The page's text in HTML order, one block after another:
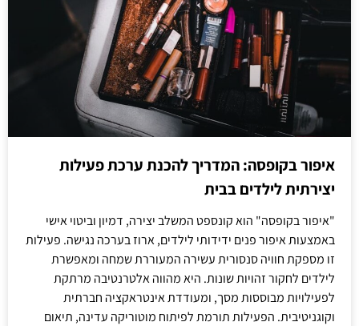
איפור בקופסה: המדריך להכנת ערכת פעילות
יצירתית לילדים בבית
"איפור בקופסה" הוא קונספט המשלב יצירה, דמיון וביטוי אישי
באמצעות איפור פנים ידידותי לילדים, ארוז בערכה נגישה. פעילות
זו מספקת חוויה סנסורית עשירה המעוררת שמחה ומאפשרת
לילדים לחקור זהויות שונות. היא מהווה אלטרנטיבה מרתקת
לפעילויות מבוססות מסך, ומעודדת אינטראקציה חברתית
וקוגניטיבית. הפעילות תורמת לפיתוח מוטוריקה עדינה, תיאום